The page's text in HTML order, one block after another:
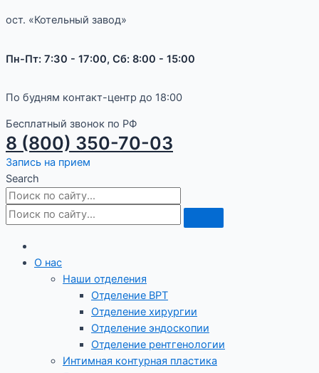
ост. «Котельный завод»
Пн-Пт: 7:30 - 17:00, Сб: 8:00 - 15:00
По будням контакт-центр до 18:00
Бесплатный звонок по РФ
8 (800) 350-70-03
Запись на прием
Search
О нас
Наши отделения
Отделение ВРТ
Отделение хирургии
Отделение эндоскопии
Отделение рентгенологии
Интимная контурная пластика